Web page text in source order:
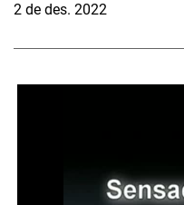
2 de des. 2022